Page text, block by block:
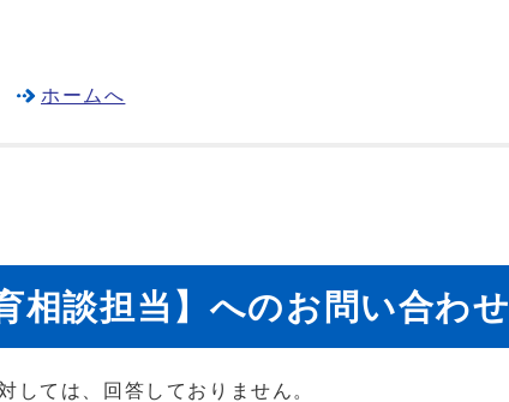
ホームへ
相談担当】へのお問い合わせ
しては、回答しておりません。